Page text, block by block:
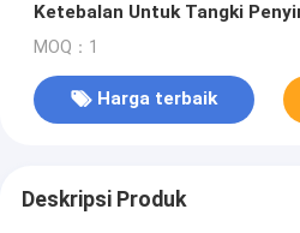
Ketebalan Untuk Tangki
MOQ：1
Harga terbaik
Deskripsi Produk